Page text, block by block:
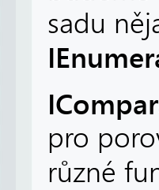
sadu
pro
různé